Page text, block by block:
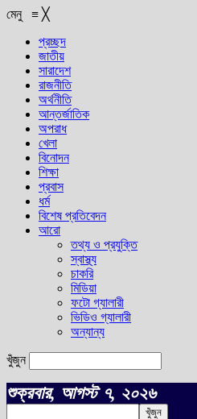
মেনু ≡ ╳
প্রচ্ছদ
জাতীয়
সারাদেশ
রাজনীতি
অর্থনীতি
আন্তর্জাতিক
অপরাধ
খেলা
বিনোদন
শিক্ষা
প্রবাস
ধর্ম
বিশেষ প্রতিবেদন
আরো
তথ্য ও প্রযুক্তি
স্বাস্থ্য
চাকরি
মিডিয়া
ফটো গ্যালারী
ভিডিও গ্যালারী
অন্যান্য
খুঁজুন
শুক্রবার, আগস্ট ৭, ২০২৬